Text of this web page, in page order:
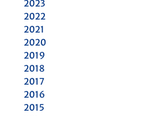
2023
2022
2021
2020
2019
2018
2017
2016
2015